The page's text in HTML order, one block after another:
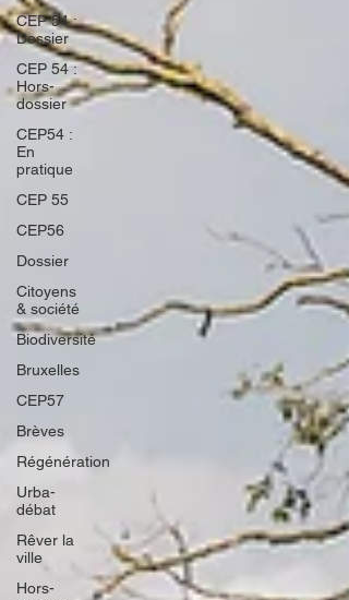
CEP 54 :
Dossier
CEP 54 :
Hors-
dossier
CEP54 :
En
pratique
CEP 55
CEP56
Dossier
Citoyens
& société
Biodiversité
Bruxelles
CEP57
Brèves
Régénération
Urba-
débat
Rêver la
ville
Hors-